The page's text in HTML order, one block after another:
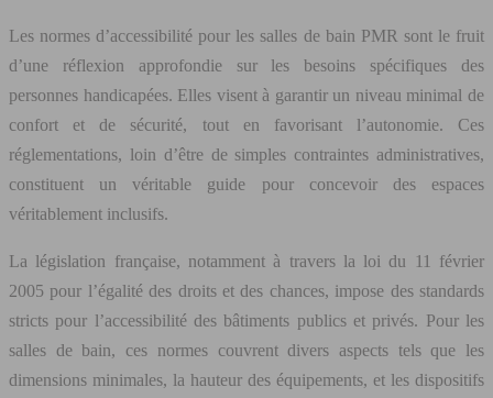
Les normes d’accessibilité pour les salles de bain PMR sont le fruit
d’une réflexion approfondie sur les besoins spécifiques des
personnes handicapées. Elles visent à garantir un niveau minimal de
confort et de sécurité, tout en favorisant l’autonomie. Ces
réglementations, loin d’être de simples contraintes administratives,
constituent un véritable guide pour concevoir des espaces
véritablement inclusifs.
La législation française, notamment à travers la loi du 11 février
2005 pour l’égalité des droits et des chances, impose des standards
stricts pour l’accessibilité des bâtiments publics et privés. Pour les
salles de bain, ces normes couvrent divers aspects tels que les
dimensions minimales, la hauteur des équipements, et les dispositifs